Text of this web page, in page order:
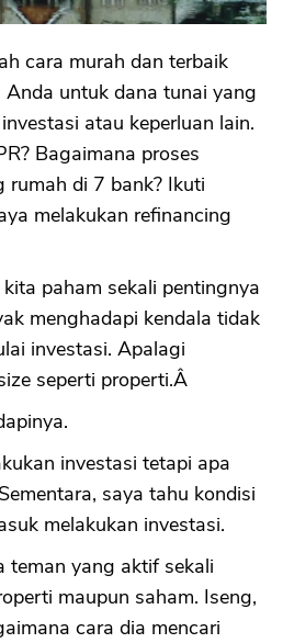
Saat Refinancing
untuk dana tunai yang
atau keperluan lain.
Bagaimana proses
rumah di 7 bank? Ikuti
melakukan refinancing
paham sekali pentingnya
menghadapi kendala tidak
investasi. Apalagi
seperti properti.Â
investasi tetapi apa
saya tahu kondisi
melakukan investasi.
teman yang aktif sekali
maupun saham. Iseng,
cara dia mencari